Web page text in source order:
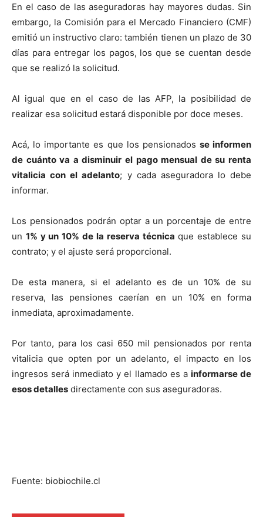
En el caso de las aseguradoras hay mayores dudas. Sin
embargo, la Comisión para el Mercado Financiero (CMF)
emitió un instructivo claro: también tienen un plazo de 30
días para entregar los pagos, los que se cuentan desde
que se realizó la solicitud.
Al igual que en el caso de las AFP, la posibilidad de
realizar esa solicitud estará disponible por doce meses.
Acá, lo importante es que los pensionados se informen
de cuánto va a disminuir el pago mensual de su renta
vitalicia con el adelanto; y cada aseguradora lo debe
informar.
Los pensionados podrán optar a un porcentaje de entre
un 1% y un 10% de la reserva técnica que establece su
contrato; y el ajuste será proporcional.
De esta manera, si el adelanto es de un 10% de su
reserva, las pensiones caerían en un 10% en forma
inmediata, aproximadamente.
Por tanto, para los casi 650 mil pensionados por renta
vitalicia que opten por un adelanto, el impacto en los
ingresos será inmediato y el llamado es a informarse de
esos detalles directamente con sus aseguradoras.
Fuente: biobiochile.cl